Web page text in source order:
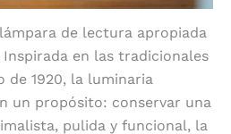
de lectura apropiada
en las tradicionales
de 1920, la luminaria
un propósito: conservar una
pulida y funcional, la